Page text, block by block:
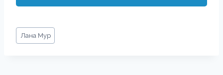
Метки
записи:
Лана Мур